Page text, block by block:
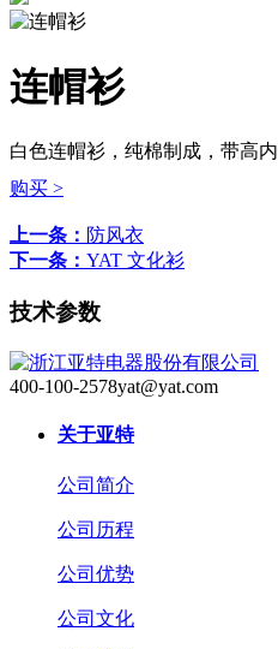
连帽衫
白色连帽衫，纯棉制成，带高
购买 >
上一条： 防风衣
下一条： YAT 文化衫
技术参数
400-100-2578yat@yat.com
关于亚特
公司简介
公司历程
公司优势
公司文化